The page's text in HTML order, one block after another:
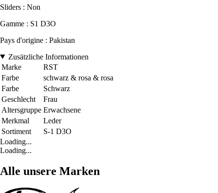
Sliders : Non
Gamme : S1 D3O
Pays d'origine : Pakistan
Zusätzliche Informationen
Marke
RST
Farbe
schwarz & rosa & rosa
Farbe
Schwarz
Geschlecht
Frau
Altersgruppe Erwachsene
Merkmal
Leder
Sortiment
S-1 D3O
Loading...
Loading...
Alle unsere Marken